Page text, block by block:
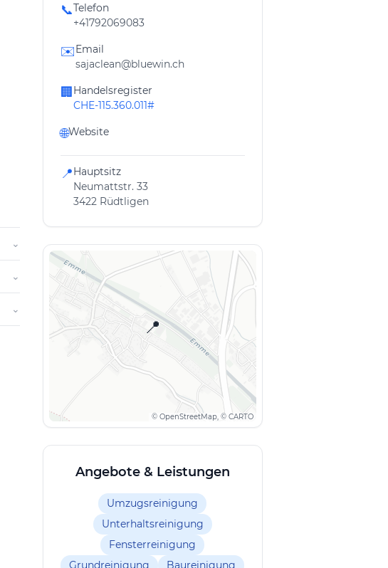
⌄
⌄
⌄
📞Telefon
+41792069083
✉️Email
sajaclean@bluewin.ch
🏢 Handelsregister
CHE-115.360.011#
🌐Website
📍Hauptsitz
Neumattstr. 33
3422 Rüdtligen
📍
© OpenStreetMap, © CARTO
Angebote & Leistungen
Umzugsreinigung
Unterhaltsreinigung
Fensterreinigung
Grundreinigung
Baureinigung